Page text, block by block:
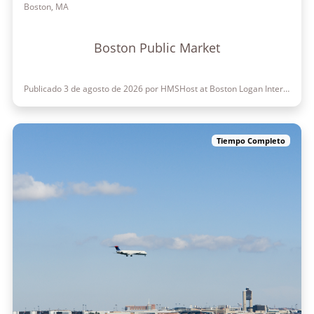
Boston, MA
Boston Public Market
Publicado 3 de agosto de 2026 por HMSHost at Boston Logan International Airport
Tiempo Completo